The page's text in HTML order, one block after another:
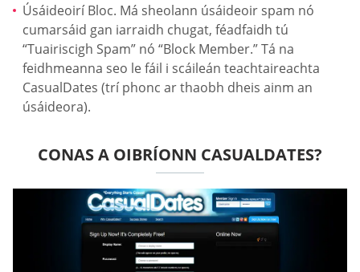
Úsáideoirí Bloc. Má sheolann úsáideoir spam nó
cumarsáid gan iarraidh chugat, féadfaidh tú
“Tuairiscigh Spam” nó “Block Member.” Tá na
feidhmeanna seo le fáil i scáileán teachtaireachta
СasualDates (trí phonc ar thaobh dheis ainm an
úsáideora).
CONAS A OIBRÍONN СASUALDATES?